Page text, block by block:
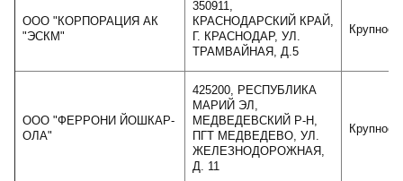
ООО "КОРПОРАЦИЯ АК
"ЭСКМ"
350911,
КРАСНОДАРСКИЙ КРАЙ,
Г. КРАСНОДАР, УЛ.
ТРАМВАЙНАЯ, Д.5
Крупное
ООО "ФЕРРОНИ ЙОШКАР-
ОЛА"
425200, РЕСПУБЛИКА
МАРИЙ ЭЛ,
МЕДВЕДЕВСКИЙ Р-Н,
ПГТ МЕДВЕДЕВО, УЛ.
ЖЕЛЕЗНОДОРОЖНАЯ,
Д. 11
Крупное